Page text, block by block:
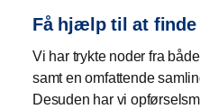
Få hjælp til at finde
Vi har trykte noder fra
samt en omfattende
Desuden har vi